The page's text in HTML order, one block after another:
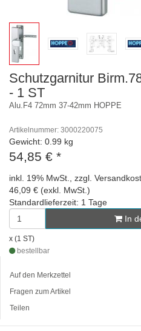
Schutzgarnitur
- 1 ST
Alu.F4 72mm 37-42mm HOPPE
Artikelnummer: 3000220075
Gewicht: 0.99 kg
54,85 € *
inkl. 19% MwSt., zzgl.
46,09 € (exkl. MwSt.)
Standardlieferzeit: 1 Tage
In
x (1 ST)
bestellbar
Auf den Merkzettel
Fragen zum Artikel
Teilen